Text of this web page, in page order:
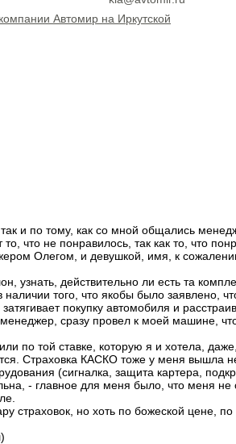
Автомир на Иркутской
и по тому, как со мной общались
что не понравилось, так как то, что
Олегом, и девушкой, имя, к
узнать, действительно ли есть та
того, что якобы было заявлено,
покупку автомобиля и
сразу провел к моей машине,
по той ставке, которую я и хотела,
Страховка КАСКО тоже у меня
(сигналка, защита картера,
- главное для меня было, что меня
страховок, но хоть по божеской цене,